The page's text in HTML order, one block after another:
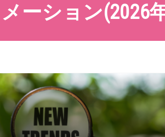
ーション(2026